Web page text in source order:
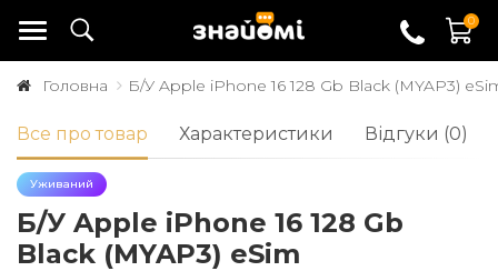
0
Головна Б/У Apple iPhone 16 128 Gb Black (MYAP3)
Все про товар Характеристики Відгуки (0)
Уживаний
Б/У Apple iPhone 16 128 Gb
Black (MYAP3) eSim